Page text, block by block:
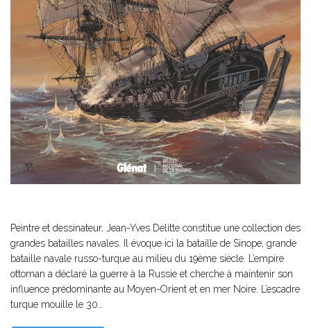
Peintre et dessinateur, Jean-Yves Delitte constitue une collection des
grandes batailles navales. Il évoque ici la bataille de Sinope, grande
bataille navale russo-turque au milieu du 19ème siècle. L’empire
ottoman a déclaré la guerre à la Russie et cherche à maintenir son
influence prédominante au Moyen-Orient et en mer Noire. L’escadre
turque mouille le 30…